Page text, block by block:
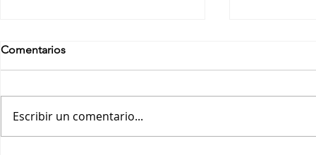
Comentarios
Escribir un comentario...